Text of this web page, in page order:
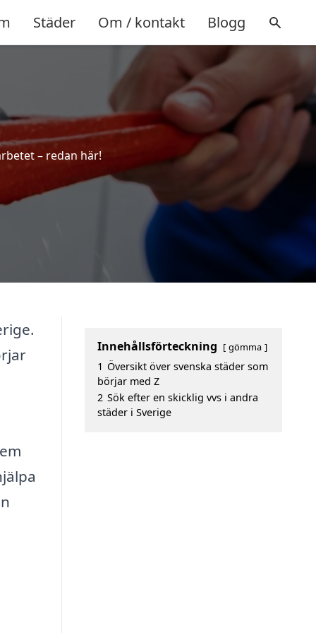
Städer Om / kontakt Blogg
– redan här!
Innehållsförteckning gömma
1 Översikt över svenska städer som
börjar med Z
2 Sök efter en skicklig vvs i andra
städer i Sverige